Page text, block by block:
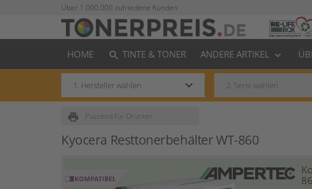
Über 1.000.000 zufriedene Kunden
HOME search TINTE & TONER ANDERE ARTIKEL keyboard_arrow_down
keyboard_arrow_down
Passend für Drucker
print
Kyocera Resttonerbehälter WT-860